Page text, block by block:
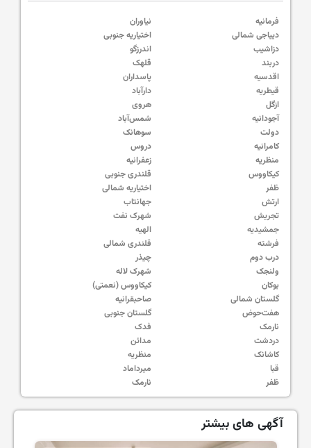
فرمانیه
نیاوران
دیباجی شمالی
اختیاریه جنوبی
دزاشیب
اندرزگو
دربند
قلهک
اقدسیه
پاسداران
قیطریه
دارآباد
ازگل
هروی
آجودانیه
شمس‌آباد
دولت
سوهانک
کامرانیه
دروس
منظریه
زعفرانیه
کیکاووس
قلندری جنوبی
ظفر
اختیاریه شمالی
ارتش
جهانتاب
تجریش
شهرک نفت
جمشیدیه
الهیه
فرشته
قلندری شمالی
درب دوم
چیذر
ولنجک
شهرک لاله
بوکان
کیکاووس (نعمتی)
گلستان شمالی
صاحبقرانیه
هفت‌حوض
گلستان جنوبی
نارمک
فدک
دردشت
مدائن
کاشانک
منظریه
قبا
میرداماد
ظفر
نارمک
آگهی های بیشتر